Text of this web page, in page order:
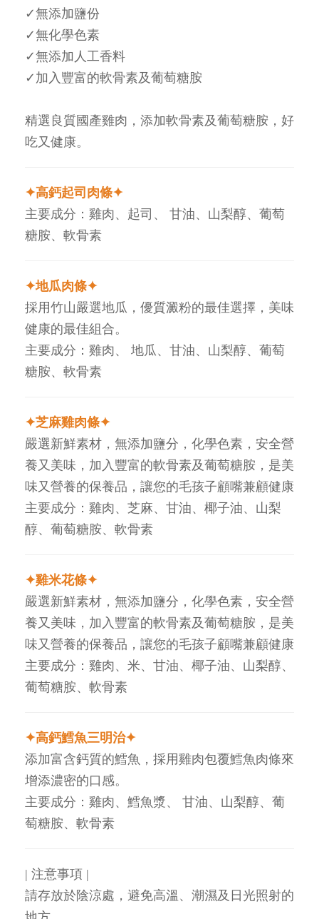
✓無添加鹽份
✓無化學色素
✓無添加人工香料
✓加入豐富的軟骨素及葡萄糖胺
精選良質國產雞肉，添加軟骨素及葡萄糖胺，好
吃又健康。
✦高鈣起司肉條✦
主要成分：雞肉、起司、 甘油、山梨醇、葡萄
糖胺、軟骨素
✦地瓜肉條✦
採用竹山嚴選地瓜，優質澱粉的最佳選擇，美味
健康的最佳組合。
主要成分：雞肉、 地瓜、甘油、山梨醇、葡萄
糖胺、軟骨素
✦芝麻雞肉條✦
嚴選新鮮素材，無添加鹽分，化學色素，安全營
養又美味，加入豐富的軟骨素及葡萄糖胺，是美
味又營養的保養品，讓您的毛孩子顧嘴兼顧健康
主要成分：雞肉、芝麻、甘油、椰子油、山梨
醇、葡萄糖胺、軟骨素
✦雞米花條✦
嚴選新鮮素材，無添加鹽分，化學色素，安全營
養又美味，加入豐富的軟骨素及葡萄糖胺，是美
味又營養的保養品，讓您的毛孩子顧嘴兼顧健康
主要成分：雞肉、米、甘油、椰子油、山梨醇、
葡萄糖胺、軟骨素
✦高鈣鱈魚三明治✦
添加富含鈣質的鱈魚，採用雞肉包覆鱈魚肉條來
增添濃密的口感。
主要成分：雞肉、鱈魚漿、 甘油、山梨醇、葡
萄糖胺、軟骨素
| 注意事項 |
請存放於陰涼處，避免高溫、潮濕及日光照射的